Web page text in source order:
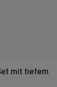
mit tiefem